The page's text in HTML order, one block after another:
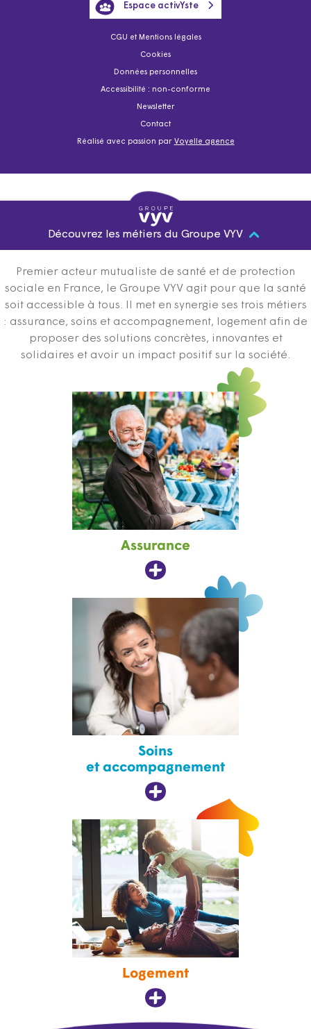
CGU et Mentions légales
Cookies
Données personnelles
Accessibilité : non-conforme
Newsletter
Contact
Réalisé avec passion par Voyelle agence
Espace activYste
Découvrez les métiers du Groupe VYV
Premier acteur mutualiste de santé et de protection
sociale en France, le Groupe VYV agit pour que la santé
soit accessible à tous. Il met en synergie ses trois métiers
: assurance, soins et accompagnement, logement afin de
proposer des solutions concrètes, innovantes et
solidaires et avoir un impact positif sur la société.
Assurance
Soins
et accompagnement
Logement